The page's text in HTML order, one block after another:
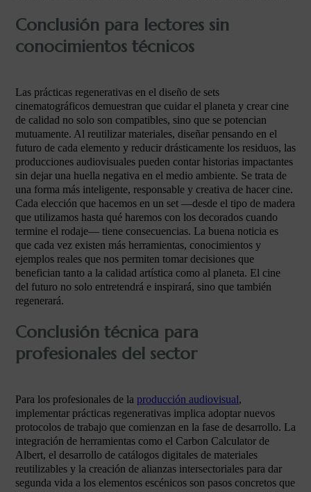
Conclusión para lectores sin
conocimientos técnicos
Las prácticas regenerativas en el diseño de sets
cinematográficos demuestran que cuidar el planeta y crear cine
de calidad no solo son compatibles, sino que se potencian
mutuamente. Al reutilizar materiales, diseñar pensando en el
futuro de cada elemento y reducir drásticamente los residuos, las
producciones audiovisuales pueden contar historias impactantes
sin dejar una huella negativa en el medio ambiente. Se trata de
una forma más inteligente, responsable y creativa de hacer cine.
Cada elección que hacemos en un set —desde el tipo de madera
que utilizamos hasta qué haremos con los decorados cuando
termine el rodaje— tiene consecuencias. La buena noticia es
que cada vez existen más herramientas, conocimientos y
ejemplos reales que nos permiten tomar decisiones que
benefician tanto a la calidad artística como al planeta. El cine
del futuro no solo entretendrá e inspirará, sino que también
regenerará.
Conclusión técnica para
profesionales del sector
Para los profesionales de la producción audiovisual,
implementar prácticas regenerativas implica adoptar nuevos
protocolos de trabajo que comienzan en la fase de desarrollo. La
integración de herramientas como el Carbon Calculator de
Albert, el desarrollo de catálogos digitales de materiales
reutilizables y la creación de alianzas intersectoriales para dar
segunda vida a los elementos escénicos son pasos concretos que